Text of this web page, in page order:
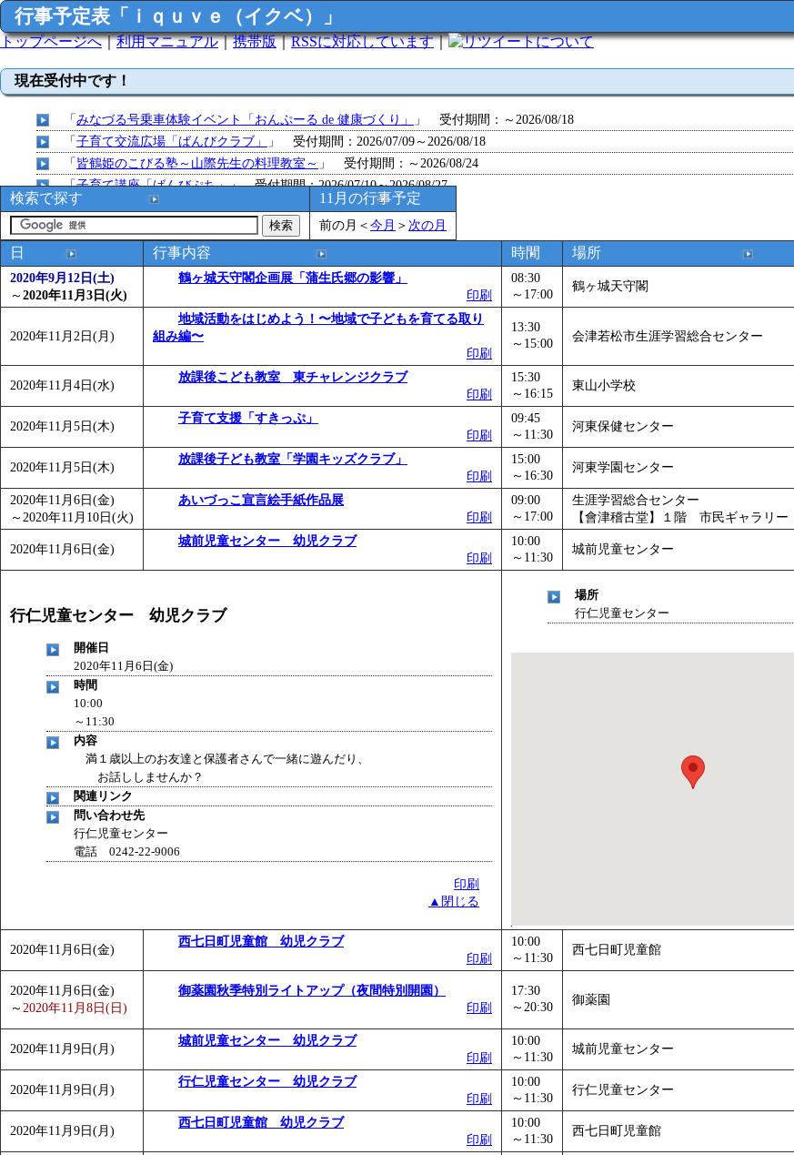
行事予定表「ｉｑｕｖｅ（イクベ）」
トップページへ｜利用マニュアル｜携帯版｜RSSに対応しています｜ について
現在受付中です！
「みなづる号乗車体験イベント「おんぷーる de 健康づくり」
」 受付期間：～2026/08/18
「子育て交流広場「ばんびクラブ」
」 受付期間：2026/07/09～2026/08/18
「皆鶴姫のこびる塾～山際先生の料理教室～ 」 受付期間：～2026/08/24
「子育て講座「ばんびぷち」」 受付期間：2026/07/10～2026/08/27
「 子育て交流広場「ばんびクラブ」
」 受付期間：2026/07/13～2026/08/28
「子育て交流広場「ばんびクラブ」
」 受付期間：2026/08/10～2026/09/01
「 赤ちゃん子育て講座「ばんびぷち」
」 受付期間：2026/08/10～2026/09/07
「赤ちゃん子育て講座「ばんびぷち」」 受付期間：2026/08/10～2026/09/11
「 まだまだ暑い！コミプの夏！！第11回 水中レクリエーション 障害物競争でお土産をゲットせよ！」 受付期間：～2026/09/13
皆鶴姫のこびる塾～山際先生の料理教室～ 」 受付期間：～2026/09/14
「子育て交流広場「ばんびクラブ」
」 受付期間：2026/08/10～2026/09/28
「みなづる号乗車体験イベント「おんぷーる de 健康づくり」
」 受付期間：～2026/09/29
「堂島地区歴史ウオークの参加者を募集します」 受付期間：～2026/09/30
「みなづる号乗車体験イベント「おんぷーる de 健康づくり」
」 受付期間：～2026/11/05
「皆鶴姫のこびる塾～山際先生の料理教室～」 受付期間：～2026/11/30
「みなづる号乗車体験イベント「おんぷーる de 健康づくり」 」 受付期間：～2026/12/03
検索で探す 11月の行事予定
前の月 ＜今月 ＞ 次の月
日 行事内容 時間 場所
2020年9月12日(土)
～2020年11月3日(火)
鶴ヶ城天守閣企画展「蒲生氏郷の影響」
印刷
08:30
～17:00
鶴ヶ城天守閣
2020年11月2日(月)
地域活動をはじめよう！〜地域で子どもを育てる取り
組み編〜
印刷
13:30
～15:00
会津若松市生涯学習総合センター
2020年11月4日(水)
放課後こども教室 東チャレンジクラブ
印刷
15:30
～16:15
東山小学校
2020年11月5日(木)
子育て支援「すきっぷ」
印刷
09:45
～11:30
河東保健センター
2020年11月5日(木)
放課後子ども教室「学園キッズクラブ」
印刷
15:00
～16:30
河東学園センター
2020年11月6日(金)
～ 2020年11月10日(火)
あいづっこ宣言絵手紙作品展
印刷
09:00
～17:00
生涯学習総合センター
【會津稽古堂】１階 市民ギャラリー
2020年11月6日(金)
城前児童センター 幼児クラブ
印刷
10:00
～11:30
城前児童センター
行仁児童センター 幼児クラブ
開催日
2020年11月6日(金)
時間
10:00
～11:30
内容
満１歳以上のお友達と保護者さんで一緒に遊んだり、
お話ししませんか？
関連リンク
問い合わせ先
行仁児童センター
電話 0242-22-9006
印刷
▲閉じる
場所
行仁児童センター
2020年11月6日(金)
西七日町児童館 幼児クラブ
印刷
10:00
～11:30
西七日町児童館
2020年11月6日(金)
～ 2020年11月8日(日)
御薬園秋季特別ライトアップ（夜間特別開園）
印刷
17:30
～20:30
御薬園
2020年11月9日(月)
城前児童センター 幼児クラブ
印刷
10:00
～11:30
城前児童センター
2020年11月9日(月)
行仁児童センター 幼児クラブ
印刷
10:00
～11:30
行仁児童センター
2020年11月9日(月)
西七日町児童館 幼児クラブ
印刷
10:00
～11:30
西七日町児童館